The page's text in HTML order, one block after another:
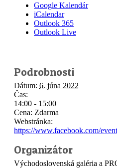
Google Kalendár
iCalendar
Outlook 365
Outlook Live
Podrobnosti
Dátum: 6. júna 2022
Čas:
14:00 - 15:00
Cena: Zdarma
Webstránka:
https://www.facebook.com/
Organizátor
Východoslovenská galéria a